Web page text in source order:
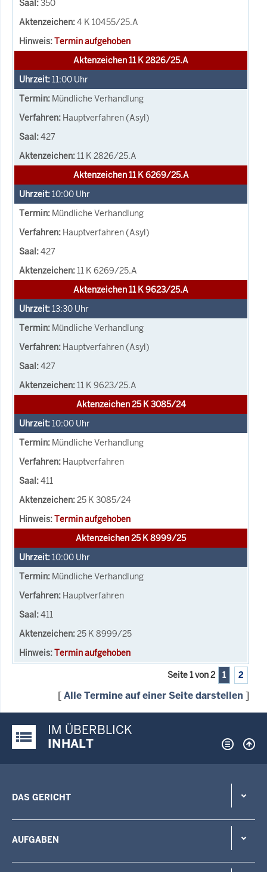
350
4 K 10455/25.A
Termin aufgehoben
Aktenzeichen 11 K 2826/25.A
11:00 Uhr
Mündliche Verhandlung
Hauptverfahren (Asyl)
427
11 K 2826/25.A
Aktenzeichen 11 K 6269/25.A
10:00 Uhr
Mündliche Verhandlung
Hauptverfahren (Asyl)
427
11 K 6269/25.A
Aktenzeichen 11 K 9623/25.A
13:30 Uhr
Mündliche Verhandlung
Hauptverfahren (Asyl)
427
11 K 9623/25.A
Aktenzeichen 25 K 3085/24
10:00 Uhr
Mündliche Verhandlung
Hauptverfahren
411
25 K 3085/24
Termin aufgehoben
Aktenzeichen 25 K 8999/25
10:00 Uhr
Mündliche Verhandlung
Hauptverfahren
411
25 K 8999/25
Termin aufgehoben
Seite 1 von 2 1 2
[Alle Termine auf einer Seite darstellen ]
Justiz-Portal im Überblick:
IM ÜBERBLICK
INHALT
DAS GERICHT
AUFGABEN